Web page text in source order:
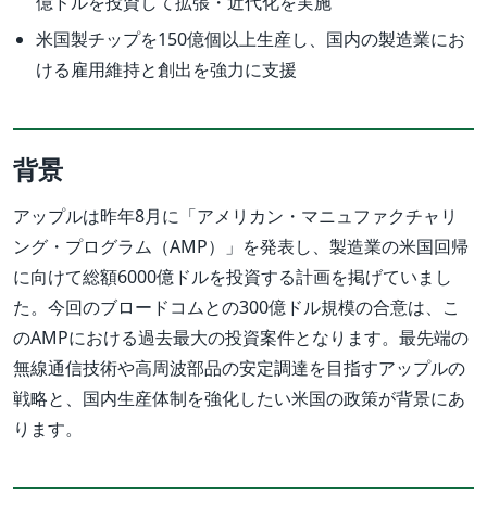
米国製チップを150億個以上生産し、国内の製造業にお
ける雇用維持と創出を強力に支援
背景
アップルは昨年8月に「アメリカン・マニュファクチャリ
ング・プログラム（AMP）」を発表し、製造業の米国回帰
に向けて総額6000億ドルを投資する計画を掲げていまし
た。今回のブロードコムとの300億ドル規模の合意は、こ
のAMPにおける過去最大の投資案件となります。最先端の
無線通信技術や高周波部品の安定調達を目指すアップルの
戦略と、国内生産体制を強化したい米国の政策が背景にあ
ります。